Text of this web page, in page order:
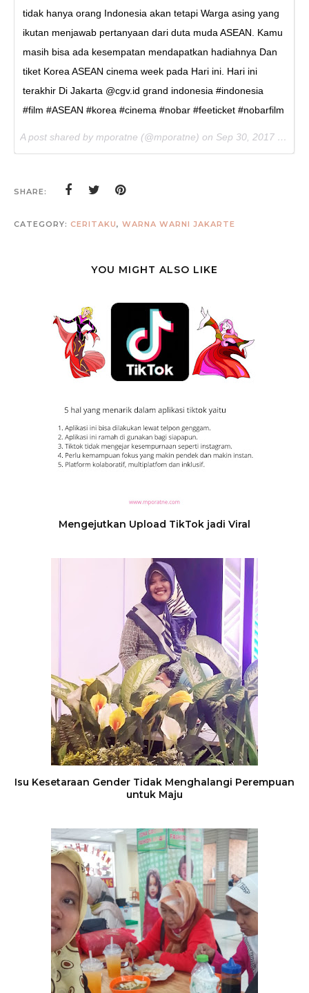
tidak hanya orang Indonesia akan tetapi Warga asing yang
ikutan menjawab pertanyaan dari duta muda ASEAN. Kamu
masih bisa ada kesempatan mendapatkan hadiahnya Dan
tiket Korea ASEAN cinema week pada Hari ini. Hari ini
terakhir Di Jakarta @cgv.id grand indonesia #indonesia
#film #ASEAN #korea #cinema #nobar #feeticket #nobarfilm
A post shared by mporatne (@mporatne) on Sep 30, 2017 at 10:15pm PDT
SHARE:
CATEGORY: CERITAKU, WARNA WARNI JAKARTE
YOU MIGHT ALSO LIKE
Mengejutkan Upload TikTok jadi Viral
Isu Kesetaraan Gender Tidak Menghalangi Perempuan
untuk Maju